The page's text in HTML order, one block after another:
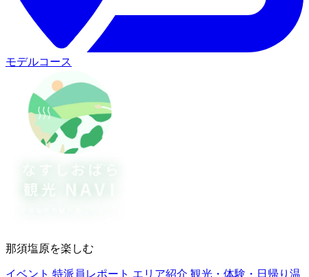
モデルコース
那須塩原を楽しむ
イベント 特派員レポート エリア紹介 観光・体験・日帰り温